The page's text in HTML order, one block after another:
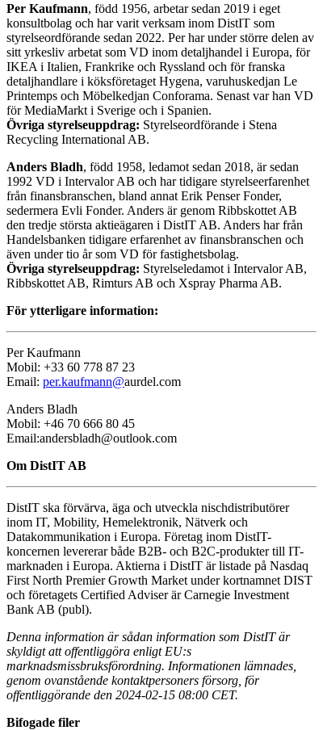
Per Kaufmann, född 1956, arbetar sedan 2019 i eget
konsultbolag och har varit verksam inom DistIT som
styrelseordförande sedan 2022. Per har under större delen av
sitt yrkesliv arbetat som VD inom detaljhandel i Europa, för
IKEA i Italien, Frankrike och Ryssland och för franska
detaljhandlare i köksföretaget Hygena, varuhuskedjan Le
Printemps och Möbelkedjan Conforama. Senast var han VD
för MediaMarkt i Sverige och i Spanien.
Övriga styrelseuppdrag: Styrelseordförande i Stena
Recycling International AB.
Anders Bladh, född 1958, ledamot sedan 2018, är sedan
1992 VD i Intervalor AB och har tidigare styrelseerfarenhet
från finansbranschen, bland annat Erik Penser Fonder,
sedermera Evli Fonder. Anders är genom Ribbskottet AB
den tredje största aktieägaren i DistIT AB. Anders har från
Handelsbanken tidigare erfarenhet av finansbranschen och
även under tio år som VD för fastighetsbolag.
Övriga styrelseuppdrag: Styrelseledamot i Intervalor AB,
Ribbskottet AB, Rimturs AB och Xspray Pharma AB.
För ytterligare information:
Per Kaufmann
Mobil: +33 60 778 87 23
Email: per.kaufmann@aurdel.com
Anders Bladh
Mobil: +46 70 666 80 45
Email:andersbladh@outlook.com
Om DistIT AB
DistIT ska förvärva, äga och utveckla nischdistributörer
inom IT, Mobility, Hemelektronik, Nätverk och
Datakommunikation i Europa. Företag inom DistIT-
koncernen levererar både B2B- och B2C-produkter till IT-
marknaden i Europa. Aktierna i DistIT är listade på Nasdaq
First North Premier Growth Market under kortnamnet DIST
och företagets Certified Adviser är Carnegie Investment
Bank AB (publ).
Denna information är sådan information som DistIT är
skyldigt att offentliggöra enligt EU:s
marknadsmissbruksförordning. Informationen lämnades,
genom ovanstående kontaktpersoners försorg, för
offentliggörande den 2024-02-15 08:00 CET.
Bifogade filer